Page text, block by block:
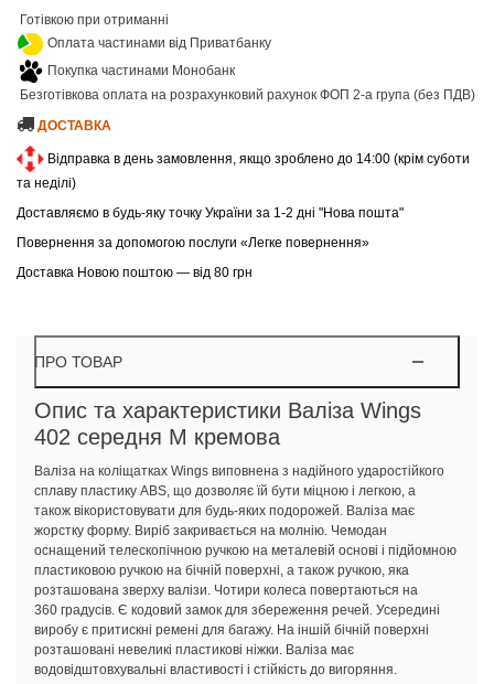
Готівкою при отриманні
Оплата частинами від Приватбанку
Покупка частинами Монобанк
Безготівкова оплата на розрахунковий рахунок ФОП 2-а група (без ПДВ)
ДОСТАВКА
Відправка в день замовлення, якщо зроблено до 14:00 (крім суботи
та неділі)
Доставляємо в будь-яку точку України за 1-2 дні "Нова пошта"
Повернення за допомогою послуги «Легке повернення»
Доставка Новою поштою — від 80 грн
ПРО ТОВАР
Опис та характеристики Валіза Wings
402 середня M кремова
Валіза на коліщатках Wings виповнена з надійного ударостійкого
сплаву пластику ABS, що дозволяє їй бути міцною і легкою, а
також вікористовувати для будь-яких подорожей. Валіза має
жорстку форму. Виріб закривається на молнію. Чемодан
оснащений телескопічною ручкою на металевій основі і підйомною
пластиковою ручкою на бічній поверхні, а також ручкою, яка
розташована зверху валізи. Чотири колеса повертаються на
360 градусів. Є кодовий замок для збереження речей. Усередині
виробу є притискні ремені для багажу. На іншій бічній поверхні
розташовані невеликі пластикові ніжки. Валіза має
водовідштовхувальні властивості і стійкість до вигоряння.